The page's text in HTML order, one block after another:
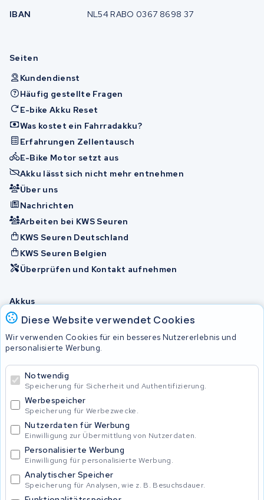
Diese Website verwendet Cookies
Wir verwenden Cookies für ein besseres Nutzererlebnis und
personalisierte Werbung.
Notwendig
Speicherung für Sicherheit und Authentifizierung.
Werbespeicher
Speicherung für Werbezwecke.
Nutzerdaten für Werbung
Einwilligung zur Übermittlung von Nutzerdaten.
Personalisierte Werbung
Einwilligung für personalisierte Werbung.
Analytischer Speicher
Speicherung für Analysen, wie z. B. Besuchsdauer.
IBAN
NL54 RABO 0367 8698 37
Seiten
Kundendienst
Häufig gestellte Fragen
E-bike Akku Reset
Was kostet ein Fahrradakku?
Erfahrungen Zellentausch
E-Bike Motor setzt aus
Akku lässt sich nicht mehr entnehmen
Über uns
Nachrichten
Arbeiten bei KWS Seuren
KWS Seuren Deutschland
KWS Seuren Belgien
Überprüfen und Kontakt aufnehmen
Akkus
© 2026 KWS Seuren
Privacy Policy